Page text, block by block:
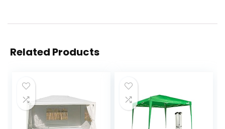
Related Products